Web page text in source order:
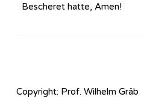
Bescheret hatte, Amen!
Copyright: Prof. Wilhelm Gräb